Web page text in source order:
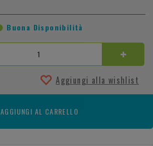
Buona Disponibilità
Aggiungi alla wishlist
AGGIUNGI AL CARRELLO